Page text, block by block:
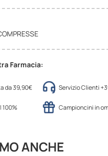
Farmacia:
da 39,90€ Servizio Clienti
100% Campioncini in
ANCHE